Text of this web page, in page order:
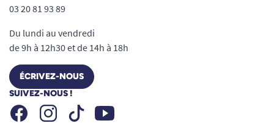
03 20 81 93 89
Du lundi au vendredi
de 9h à 12h30 et de 14h à 18h
ÉCRIVEZ-NOUS
SUIVEZ-NOUS !
FacebookInstagramTiktok Youtube